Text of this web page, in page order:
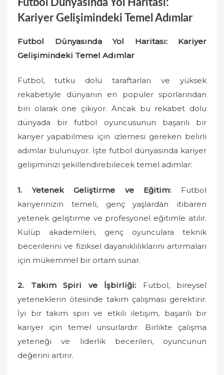
Futbol Dünyasında Yol Haritası:
Kariyer Gelişimindeki Temel Adımlar
Futbol Dünyasında Yol Haritası: Kariyer
Gelişimindeki Temel Adımlar
Futbol, tutku dolu taraftarları ve yüksek
rekabetiyle dünyanın en popüler sporlarından
biri olarak öne çıkıyor. Ancak bu rekabet dolu
dünyada bir futbol oyuncusunun başarılı bir
kariyer yapabilmesi için izlemesi gereken belirli
adımlar bulunuyor. İşte futbol dünyasında kariyer
gelişiminizi şekillendirebilecek temel adımlar:
1. Yetenek Geliştirme ve Eğitim: Futbol
kariyerinizin temeli, genç yaşlardan itibaren
yetenek geliştirme ve profesyonel eğitimle atılır.
Kulüp akademileri, genç oyunculara teknik
becerilerini ve fiziksel dayanıklılıklarını artırmaları
için mükemmel bir ortam sunar.
2. Takım Spiri ve İşbirliği: Futbol, bireysel
yeteneklerin ötesinde takım çalışması gerektirir.
İyi bir takım spiri ve etkili iletişim, başarılı bir
kariyer için temel unsurlardır. Birlikte çalışma
yeteneği ve liderlik becerileri, oyuncunun
değerini artırır.